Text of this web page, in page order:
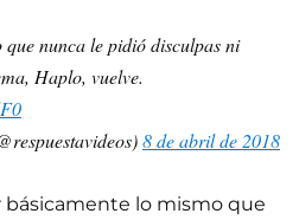
nunca le pidió disculpas ni
Haplo, vuelve.
8 de abril de 2018
básicamente lo mismo que